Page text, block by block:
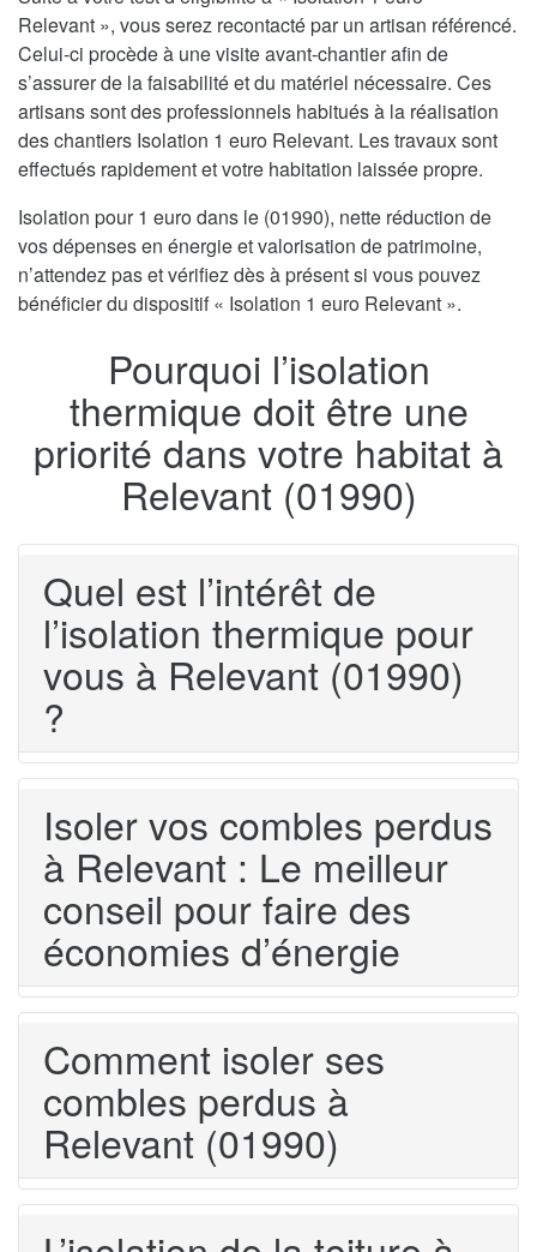
Relevant », vous serez recontacté par un artisan référencé.
Celui-ci procède à une visite avant-chantier afin de
s’assurer de la faisabilité et du matériel nécessaire. Ces
artisans sont des professionnels habitués à la réalisation
des chantiers Isolation 1 euro Relevant. Les travaux sont
effectués rapidement et votre habitation laissée propre.
Isolation pour 1 euro dans le (01990), nette réduction de
vos dépenses en énergie et valorisation de patrimoine,
n’attendez pas et vérifiez dès à présent si vous pouvez
bénéficier du dispositif « Isolation 1 euro Relevant ».
Pourquoi l’isolation
thermique doit être une
priorité dans votre habitat à
Relevant (01990)
Quel est l’intérêt de
l’isolation thermique pour
vous à Relevant (01990)
?
Isoler vos combles perdus
à Relevant : Le meilleur
conseil pour faire des
économies d’énergie
Comment isoler ses
combles perdus à
Relevant (01990)